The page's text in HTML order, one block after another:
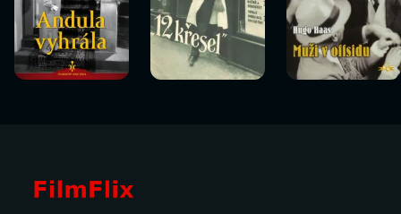
Sledovat
nyní
Sledovat
nyní
Sledovat
nyní
Sledovat
nyní
Sledovat
nyní
Sledovat